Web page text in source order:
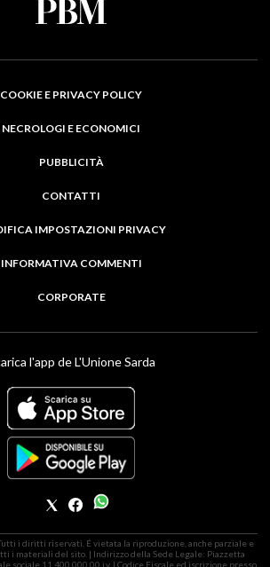
COOKIE E PRIVACY POLICY
NECROLOGI E ECONOMICI
PUBBLICITÀ
CONTATTI
IMPOSTAZIONI PRIVACY
INFORMATIVA COMMENTI
CORPORATE
l'app de L'Unione Sarda
i diritti riservati. É vietata la riproduzione, anche parziale e
i materiali del sito. | Indirizzo della Sede Legale: Piazzetta
sociale 11.400.000,00 i.v. | Codice Fiscale ed iscrizione presso